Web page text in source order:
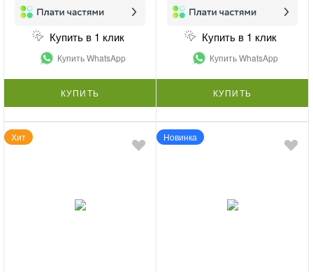
Купить в 1 клик
Купить WhatsApp
КУПИТЬ
Купить в 1 клик
Купить WhatsApp
КУПИТЬ
Хит Новинка